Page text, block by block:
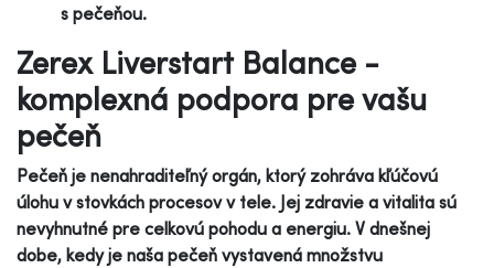
s pečeňou.
Zerex Liverstart Balance -
komplexná podpora pre vašu
pečeň
Pečeň je nenahraditeľný orgán, ktorý zohráva kľúčovú
úlohu v stovkách procesov v tele. Jej zdravie a vitalita sú
nevyhnutné pre celkovú pohodu a energiu. V dnešnej
dobe, kedy je naša pečeň vystavená množstvu